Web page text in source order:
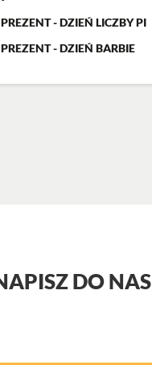
- DZIEŃ LICZBY PI
- DZIEŃ BARBIE
DO NAS